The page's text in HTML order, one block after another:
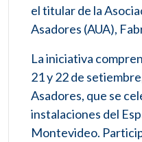
el titular de la
Asadores (AUA),
La iniciativa
21 y 22 de
Asadores, que se
instalaciones del
Montevideo.